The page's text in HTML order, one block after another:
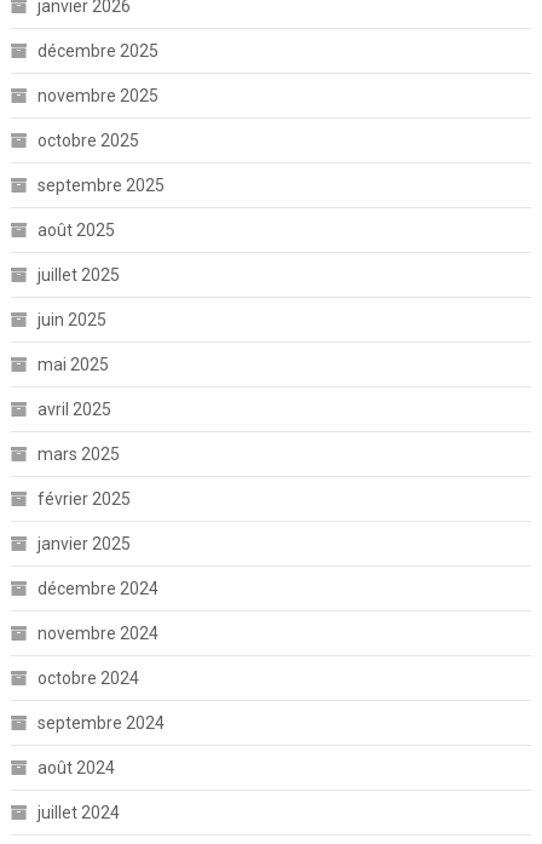
janvier 2026
décembre 2025
novembre 2025
octobre 2025
septembre 2025
août 2025
juillet 2025
juin 2025
mai 2025
avril 2025
mars 2025
février 2025
janvier 2025
décembre 2024
novembre 2024
octobre 2024
septembre 2024
août 2024
juillet 2024